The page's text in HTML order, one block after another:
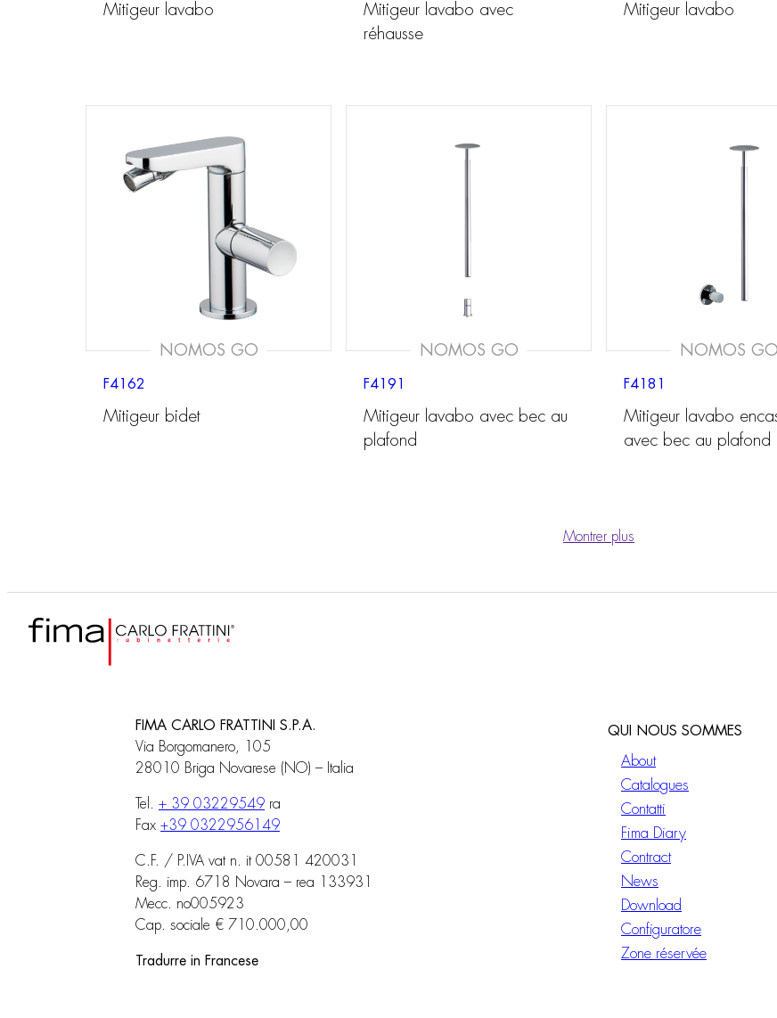
Mitigeur lavabo
Mitigeur lavabo avec
réhausse
Mitigeur lavabo
NOMOS GO
F4162
Mitigeur bidet
NOMOS GO
F4191
Mitigeur lavabo avec bec au
plafond
NOMOS GO
F4181
Mitigeur lavabo
avec bec au plafond
Montrer plus
FIMA CARLO FRATTINI S.P.A.
Via Borgomanero, 105
28010 Briga Novarese (NO) – Italia
Tel. + 39 03229549 ra
Fax +39 0322956149
C.F. / P.IVA vat n. it 00581 420031
Reg. imp. 6718 Novara – rea 133931
Mecc. no005923
Cap. sociale € 710.000,00
Tradurre in Francese
QUI NOUS SOMMES
About
Catalogues
Contatti
Fima Diary
Contract
News
Download
Configuratore
Zone réservée